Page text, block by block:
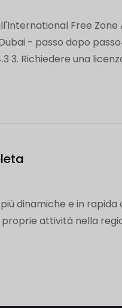
Free Zone
- passo dopo
3. Richiedere una
dinamiche e in
attività nella